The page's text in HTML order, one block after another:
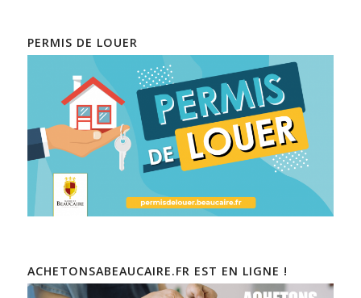
PERMIS DE LOUER
ACHETONSABEAUCAIRE.FR EST EN LIGNE !